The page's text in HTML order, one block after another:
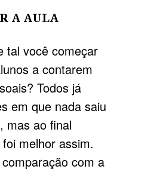
A AULA
tal você co­meçar
a contarem
Todos já
em que nada saiu
mas ao final
melhor assim.
com a